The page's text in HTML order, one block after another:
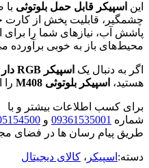
قابل حمل بلوتوثی
نیازهای شما را برای
باز به خوبی برآورده می‌کند.
یکاسپیکر RGB دار
با
اسپیکر بلوتوثی M408 را از دست
اطلاعات بیشتر و با
09361535001و0905154500
رسان ها در فضای مجازی با
، کالای دیجیتال